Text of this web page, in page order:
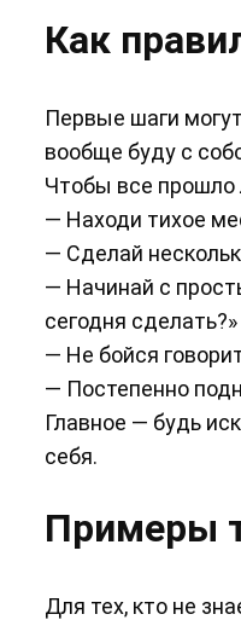
Как
Первые шаги
вообще буду с
Чтобы все прошло
— Находи тихое
— Сделай
— Начинай с
сегодня сделать?»
— Не бойся
— Постепенно
Главное — будь
себя.
Примеры
Для тех, кто не